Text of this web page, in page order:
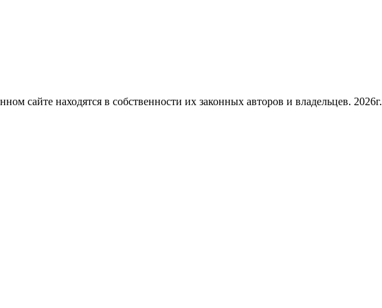
сайте находятся в собственности их законных авторов и владельцев. 2026г.